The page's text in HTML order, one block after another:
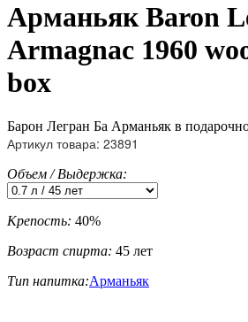
Арманьяк Baron
Armagnac 1960
box
Барон Легран Ба Арманьяк в
Артикул товара: 23891
Объем / Выдержка:
Крепость: 40%
Возраст спирта: 45 лет
Тип напитка:Арманьяк